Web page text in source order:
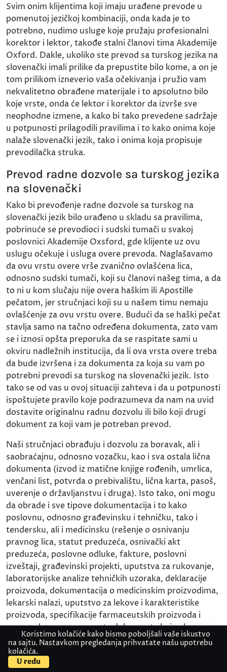
Svim onim klijentima koji imaju urađene prevode u
pomenutoj jezičkoj kombinaciji, onda kada je to
potrebno, nudimo usluge koje pružaju profesionalni
korektor i lektor, takođe stalni članovi tima Akademije
Oxford. Dakle, ukoliko ste prevod sa turskog jezika na
slovenački imali prilike da prepustite bilo kome, a on je
tom prilikom izneverio vaša očekivanja i pružio vam
nekvalitetno obrađene materijale i to apsolutno bilo
koje vrste, onda će lektor i korektor da izvrše sve
neophodne izmene, a kako bi tako prevedene sadržaje
u potpunosti prilagodili pravilima i to kako onima koje
nalaže slovenački jezik, tako i onima koja propisuje
prevodilačka struka.
Prevod radne dozvole sa turskog jezika
na slovenački
Kako bi prevođenje radne dozvole sa turskog na
slovenački jezik bilo urađeno u skladu sa pravilima,
pobrinuće se prevodioci i sudski tumači u svakoj
poslovnici Akademije Oxsford, gde klijente uz ovu
uslugu očekuje i usluga overe prevoda. Naglašavamo
da ovu vrstu overe vrše zvanično ovlašćena lica,
odnosno sudski tumači, koji su članovi našeg tima, a da
to ni u kom slučaju nije overa haškim ili Apostille
pečatom, jer stručnjaci koji su u našem timu nemaju
ovlašćenje za ovu vrstu overe. Budući da se haški pečat
stavlja samo na tačno određena dokumenta, zato vam
se i iznosi opšta preporuka da se raspitate sami u
okviru nadležnih institucija, da li ova vrsta overe treba
da bude izvršena i za dokumenta za koja su vam po
potrebni prevodi sa turskog na slovenački jezik. Isto
tako se od vas u ovoj situaciji zahteva i da u potpunosti
ispoštujete pravilo koje podrazumeva da nam na uvid
dostavite originalnu radnu dozvolu ili bilo koji drugi
dokument za koji vam je potreban prevod.
Naši stručnjaci obrađuju i dozvolu za boravak, ali i
saobraćajnu, odnosno vozačku, kao i sva ostala lična
dokumenta (izvod iz matične knjige rođenih, umrlica,
venčani list, potvrda o prebivalištu, lična karta, pasoš,
uverenje o državljanstvu i druga). Isto tako, oni mogu
da obrade i sve tipove dokumentacija i to kako
poslovnu, odnosno građevinsku i tehničku, tako i
tendersku, ali i medicinsku (rešenje o osnivanju
pravnog lica, statut preduzeća, osnivački akt
preduzeća, poslovne odluke, fakture, poslovni
izveštaji, građevinski projekti, uputstva za rukovanje,
laboratorijske analize tehničkih uzoraka, deklaracije
proizvoda, dokumentacija o medicinskim proizvodima,
lekarski nalazi, uputstvo za lekove i karakteristike
proizvoda, specifikacije farmaceutskih proizvoda i
mnoga druga nepomenuta dokumenta koja ulaze u
sastav ovih tipova dokumentacija).
Onda kada je to potrebno klijentima, prevodilac i
Kontaktirajte nas
Koristimo kolačiće kako bismo poboljšali vaše iskustvo
na sajtu. Nastavkom pregledanja prihvatate našu upotrebu
kolačića.
U redu